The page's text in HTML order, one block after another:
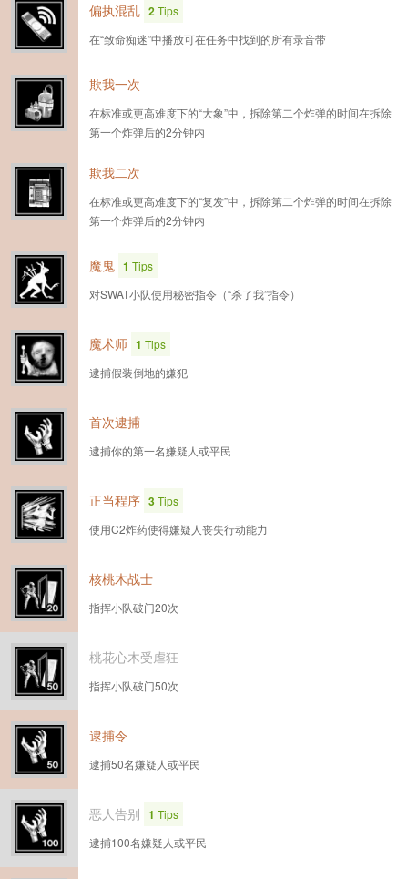
偏执混乱 2Tips
在“致命痴迷”中播放可在任务中找到的所有录音带
欺我一次
在标准或更高难度下的“大象”中，拆除第二个炸弹的时间在拆除
第一个炸弹后的2分钟内
欺我二次
在标准或更高难度下的“复发”中，拆除第二个炸弹的时间在拆除
第一个炸弹后的2分钟内
魔鬼 1 Tips
对SWAT小队使用秘密指令（“杀了我”指令）
魔术师 1 Tips
逮捕假装倒地的嫌犯
首次逮捕
逮捕你的第一名嫌疑人或平民
正当程序 3Tips
使用C2炸药使得嫌疑人丧失行动能力
核桃木战士
指挥小队破门20次
桃花心木受虐狂
指挥小队破门50次
逮捕令
逮捕50名嫌疑人或平民
恶人告别 1 Tips
逮捕100名嫌疑人或平民